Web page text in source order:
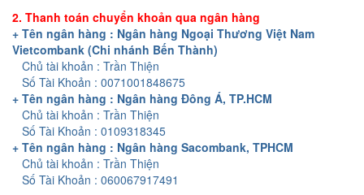
2. Thanh toán chuyển khoản qua ngân hàng
+ Tên ngân hàng : Ngân hàng Ngoại Thương Việt Nam
Vietcombank (Chi nhánh Bến Thành)
Chủ tài khoản : Trần Thiện
Số Tài Khoản : 0071001848675
+ Tên ngân hàng : Ngân hàng Đông Á, TP.HCM
Chủ tài khoản : Trần Thiện
Số Tài Khoản : 0109318345
+ Tên ngân hàng : Ngân hàng Sacombank, TPHCM
Chủ tài khoản : Trần Thiện
Số Tài Khoản : 060067917491